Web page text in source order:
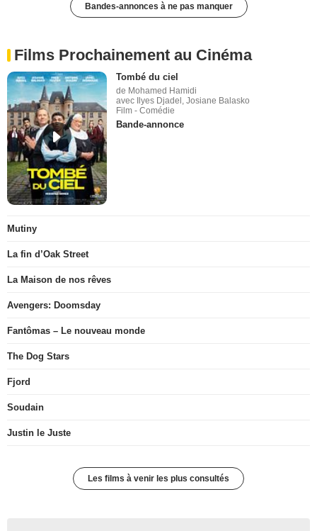
Bandes-annonces à ne pas manquer
Films Prochainement au Cinéma
Tombé du ciel
de Mohamed Hamidi
avec Ilyes Djadel, Josiane Balasko
Film - Comédie
Bande-annonce
Mutiny
La fin d’Oak Street
La Maison de nos rêves
Avengers: Doomsday
Fantômas – Le nouveau monde
The Dog Stars
Fjord
Soudain
Justin le Juste
Les films à venir les plus consultés